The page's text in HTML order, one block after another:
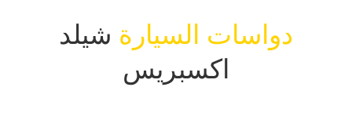
دواسات السيارة شيلد
اكسبريس